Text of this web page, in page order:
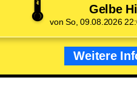
🌡️ Gelbe
von So, 09.08.2026
Weitere